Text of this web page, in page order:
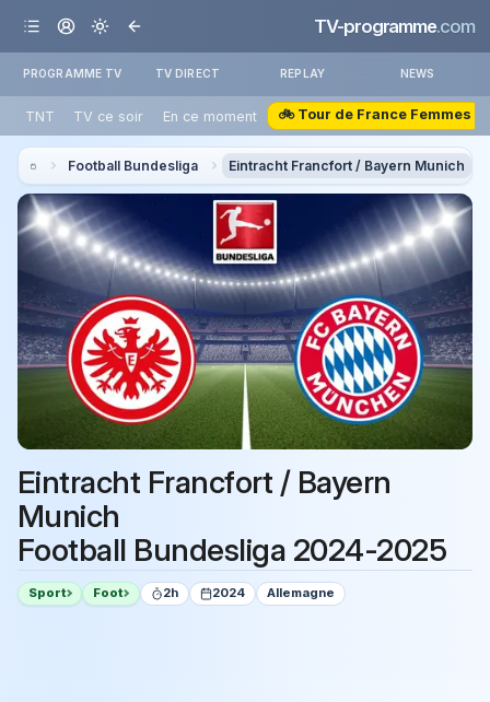
TV-programme.com
PROGRAMME TV TV DIRECT REPLAY NEWS
TNT TV ce soir En ce moment 🚲 Tour de France Femmes
Football Bundesliga Eintracht Francfort / Bayern Munich
Eintracht Francfort / Bayern
Munich
Football Bundesliga 2024-2025
Sport Foot 2h 2024 Allemagne